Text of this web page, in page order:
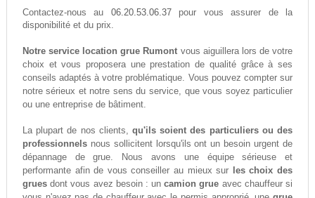
Contactez-nous au 06.20.53.06.37pour vous assurer de la
disponibilité et du prix.
Notre service location grue Rumont vous aiguillera lors de votre
choix et vous proposera une prestation de qualité grâce à ses
conseils adaptés à votre problématique. Vous pouvez compter sur
notre sérieux et notre sens du service, que vous soyez particulier
ou une entreprise de bâtiment.
La plupart de nos clients, qu'ils soient des particuliers ou des
professionnelsnous sollicitent lorsqu'ils ont un besoin urgent de
dépannage de grue. Nous avons une équipe sérieuse et
performante afin de vous conseiller au mieux sur
les choix des
gruesdont vous avez besoin : uncamion grue avec chauffeur si